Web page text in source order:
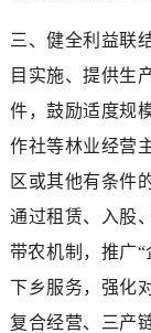
三、健全利益联
目实施、提供生
件，鼓励适度规
作社等林业经营
区或其他有条件
通过租赁、入股
带农机制，推广
下乡服务，强化
复合经营、三产